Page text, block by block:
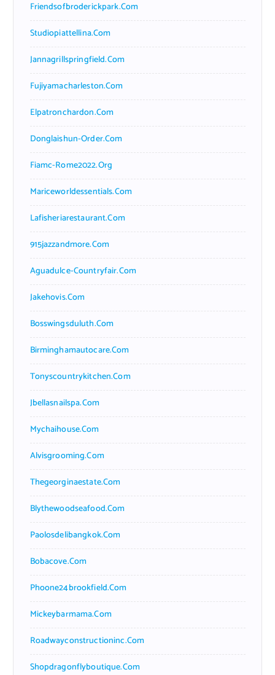
Friendsofbroderickpark.com
Studiopiattellina.com
Jannagrillspringfield.com
Fujiyamacharleston.com
Elpatronchardon.com
Donglaishun-Order.com
Fiamc-Rome2022.org
Mariceworldessentials.com
Lafisheriarestaurant.com
915jazzandmore.com
Aguadulce-Countryfair.com
Jakehovis.com
Bosswingsduluth.com
Birminghamautocare.com
Tonyscountrykitchen.com
Jbellasnailspa.com
Mychaihouse.com
Alvisgrooming.com
Thegeorginaestate.com
Blythewoodseafood.com
Paolosdelibangkok.com
Bobacove.com
Phoone24brookfield.com
Mickeybarmama.com
Roadwayconstructioninc.com
Shopdragonflyboutique.com